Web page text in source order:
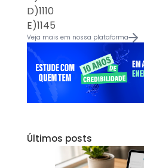
D)1110
E)1145
Veja mais em nossa plataforma
Últimos posts